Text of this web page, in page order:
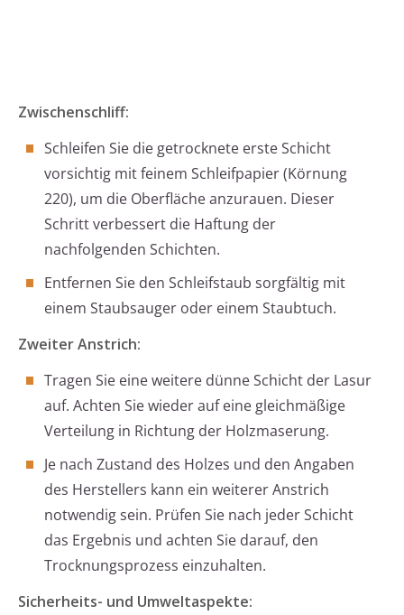
Zwischenschliff:
Schleifen Sie die getrocknete erste Schicht
vorsichtig mit feinem Schleifpapier (Körnung
220), um die Oberfläche anzurauen. Dieser
Schritt verbessert die Haftung der
nachfolgenden Schichten.
Entfernen Sie den Schleifstaub sorgfältig mit
einem Staubsauger oder einem Staubtuch.
Zweiter Anstrich:
Tragen Sie eine weitere dünne Schicht der Lasur
auf. Achten Sie wieder auf eine gleichmäßige
Verteilung in Richtung der Holzmaserung.
Je nach Zustand des Holzes und den Angaben
des Herstellers kann ein weiterer Anstrich
notwendig sein. Prüfen Sie nach jeder Schicht
das Ergebnis und achten Sie darauf, den
Trocknungsprozess einzuhalten.
Sicherheits- und Umweltaspekte: